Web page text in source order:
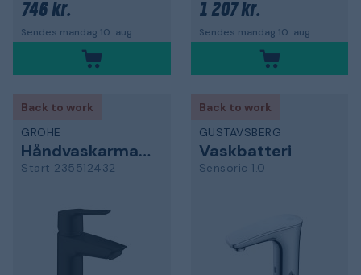
746 kr.
Sendes mandag 10. aug.
1 207 kr.
Sendes mandag 10. aug.
Back to work
GROHE
Håndvaskarmatur
Start 235512432
Back to work
GUSTAVSBERG
Vaskbatteri
Sensoric 1.0